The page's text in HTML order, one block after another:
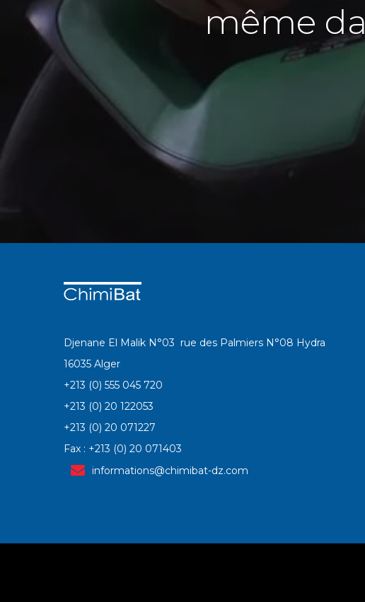
même
Djenane El Malik N°03 rue des Palmiers N°08 Hydra
16035 Alger
+213 (0) 555 045 720
+213 (0) 20 122053
+213 (0) 20 071227
Fax : +213 (0) 20 071403
informations@chimibat-dz.com